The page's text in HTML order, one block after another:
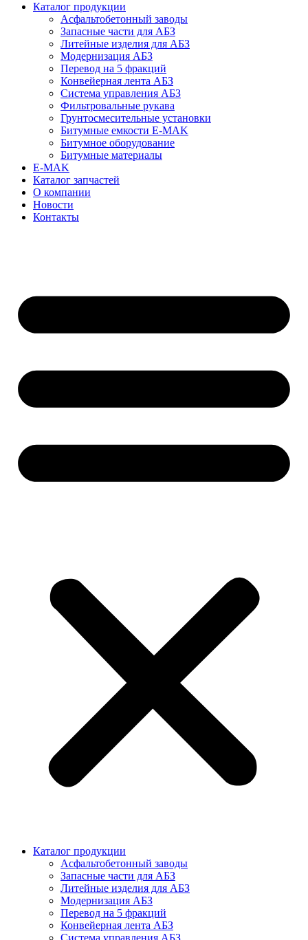
Каталог продукции
Асфальтобетонный заводы
Запасные части для АБЗ
Литейные изделия для АБЗ
Модернизация АБЗ
Перевод на 5 фракций
Конвейерная лента АБЗ
Система управления АБЗ
Фильтровальные рукава
Грунтосмесительные установки
Битумные емкости E-MAK
Битумное оборудование
Битумные материалы
E-MAK
Каталог запчастей
О компании
Новости
Контакты
Каталог продукции
Асфальтобетонный заводы
Запасные части для АБЗ
Литейные изделия для АБЗ
Модернизация АБЗ
Перевод на 5 фракций
Конвейерная лента АБЗ
Система управления АБЗ